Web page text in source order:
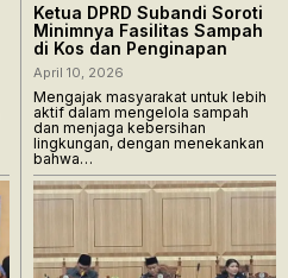
Ketua DPRD Subandi Soroti
Minimnya Fasilitas Sampah
di Kos dan Penginapan
April 10, 2026
Mengajak masyarakat untuk lebih
aktif dalam mengelola sampah
dan menjaga kebersihan
lingkungan, dengan menekankan
bahwa…